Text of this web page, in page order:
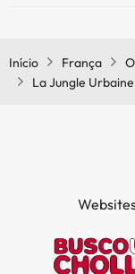
Início
França
La Jungle